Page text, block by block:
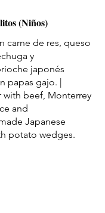
(Niños)
carne de res, queso
y
japonés
papas gajo. |
with beef, Monterrey
and
Japanese
potato wedges.